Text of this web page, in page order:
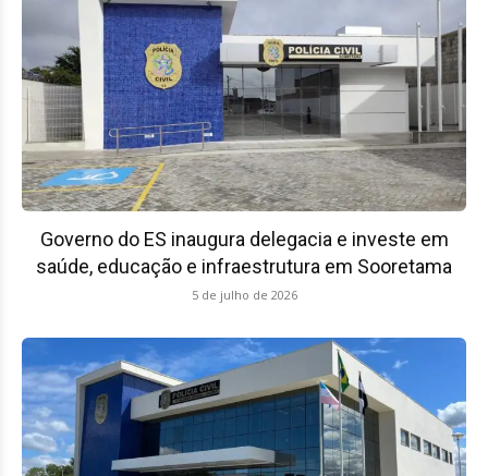
Governo do ES inaugura delegacia e investe em
saúde, educação e infraestrutura em Sooretama
5 de julho de 2026